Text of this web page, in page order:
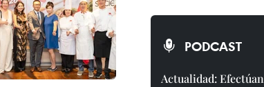
PODCAST
Actualidad: Efectúan